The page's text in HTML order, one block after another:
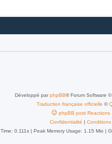
Développé parphpBB® Forum Software
Traduction française officielle ©
phpBB post Reactions
Confidentialité | Conditions
Time: 0.111s| Peak Memory Usage: 1.15 Mio |